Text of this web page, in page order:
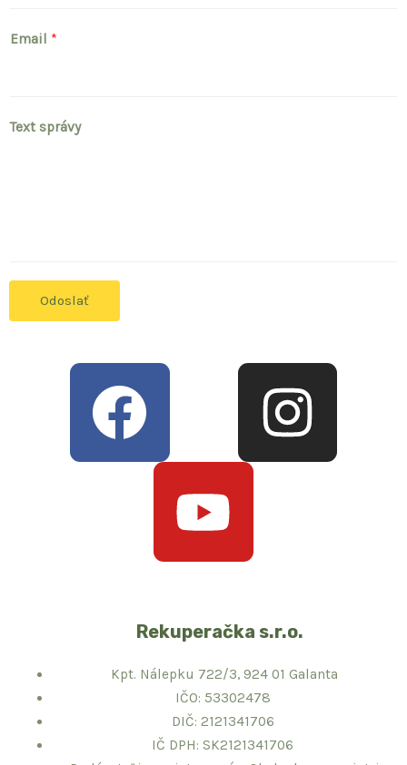
Email *
Text správy
Odoslať
F
a
b
o
I
n
a
g
o
u
t
u
b
e
Rekuperačka s.r.o.
Kpt. Nálepku 722/3, 924 01 Galanta
IČO: 53302478
DIČ: 2121341706
IČ DPH: SK2121341706